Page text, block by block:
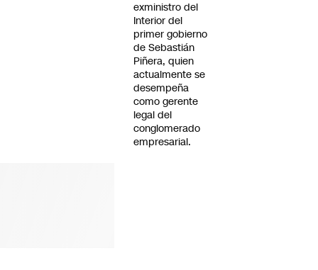
exministro del
Interior del
primer gobierno
de Sebastián
Piñera, quien
actualmente se
desempeña
como gerente
legal del
conglomerado
empresarial.